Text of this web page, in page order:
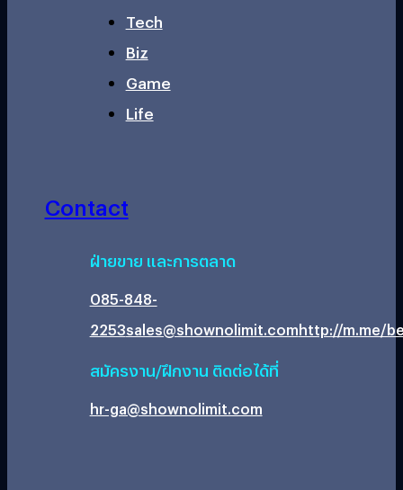
Tech
Biz
Game
Life
Contact
ฝ่ายขาย และการตลาด
085-848-
2253sales@shownolimit.comhttp://m.me/
สมัครงาน/ฝึกงาน ติดต่อได้ที่
hr-ga@shownolimit.com